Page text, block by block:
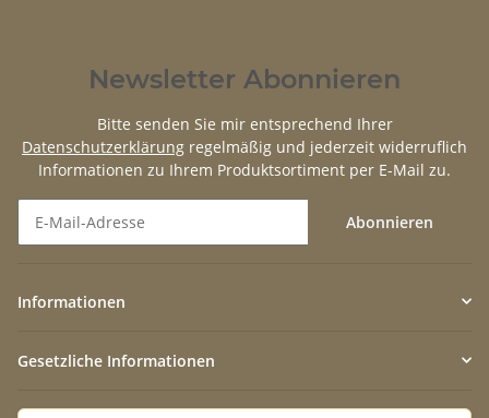
Newsletter Abonnieren
Bitte senden Sie mir entsprechend Ihrer
Datenschutzerklärung regelmäßig und jederzeit widerruflich
Informationen zu Ihrem Produktsortiment per E-Mail zu.
Abonnieren
Informationen
Gesetzliche Informationen